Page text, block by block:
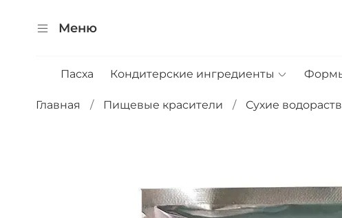
Меню
Пасха Кондитерские ингредиенты
Главная Пищевые красители Сухие